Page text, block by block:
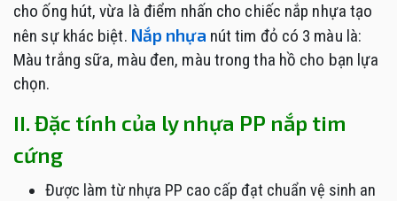
cho ống hút, vừa là điểm nhấn cho chiếc nắp nhựa tạo
nên sự khác biệt. Nắp nhựa nút tim đỏ có 3 màu là:
Màu trắng sữa, màu đen, màu trong tha hồ cho bạn lựa
chọn.
II. Đặc tính của ly nhựa PP nắp tim
cứng
Được làm từ nhựa PP cao cấp đạt chuẩn vệ sinh an